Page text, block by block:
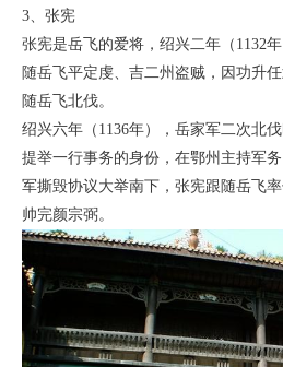
3、张宪
张宪是岳飞的爱将，绍兴二年（1132
随岳飞平定虔、吉二州盗贼，因功升
随岳飞北伐。
绍兴六年（1136年），岳家军二次北
提举一行事务的身份，在鄂州主持军
军撕毁协议大举南下，张宪跟随岳飞
帅完颜宗弼。